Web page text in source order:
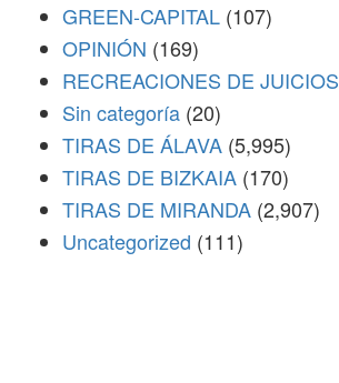
GREEN-CAPITAL (107)
OPINIÓN (169)
RECREACIONES DE JUICIOS
Sin categoría (20)
TIRAS DE ÁLAVA (5,995)
TIRAS DE BIZKAIA (170)
TIRAS DE MIRANDA (2,907)
Uncategorized (111)